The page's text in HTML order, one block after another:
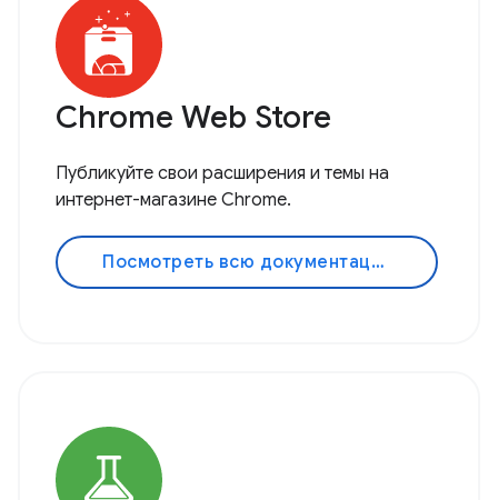
Chrome Web Store
Публикуйте свои расширения и темы на
интернет-магазине Chrome.
Посмотреть всю документацию